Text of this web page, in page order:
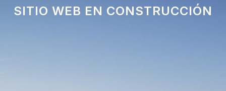
SITIO WEB EN CONSTRUCCIÓN